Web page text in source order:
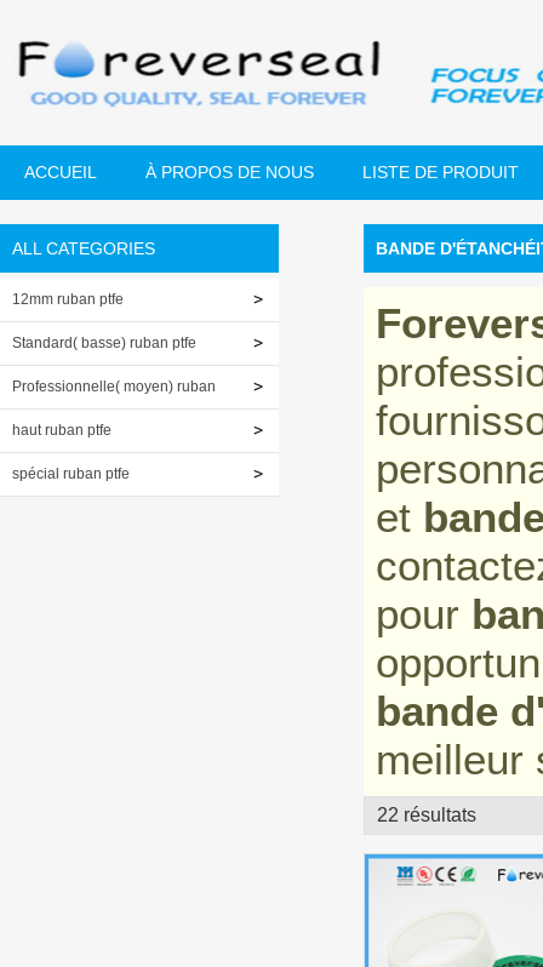
ACCUEIL À PROPOS DE NOUS LISTE DE PRODUIT
ALL CATEGORIES
12mm ruban ptfe
Standard( basse) ruban ptfe
Professionnelle( moyen) ruban
ptfehaut ruban ptfe
spécial ruban ptfe
BANDE
et
pour
bande
meilleur
22 résultats